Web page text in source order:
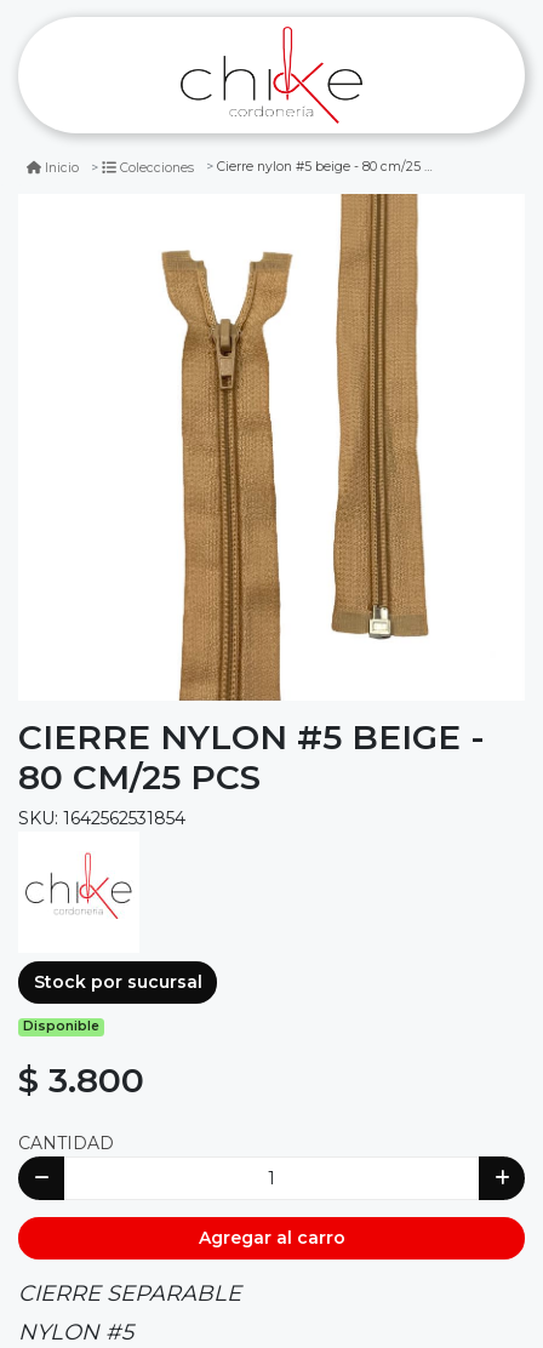
Inicio Colecciones Cierre nylon #5 beige - 80 cm/25 pcs
CIERRE NYLON #5 BEIGE -
80 CM/25 PCS
SKU: 1642562531854
Stock por sucursal
Disponible
$ 3.800
CANTIDAD
Agregar al carro
CIERRE SEPARABLE
NYLON #5